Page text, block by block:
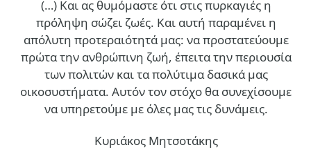
(…) Και ας θυμόμαστε ότι στις πυρκαγιές η
πρόληψη σώζει ζωές. Και αυτή παραμένει η
απόλυτη προτεραιότητά μας: να προστατεύουμε
πρώτα την ανθρώπινη ζωή, έπειτα την περιουσία
των πολιτών και τα πολύτιμα δασικά μας
οικοσυστήματα. Αυτόν τον στόχο θα συνεχίσουμε
να υπηρετούμε με όλες μας τις δυνάμεις.
Κυριάκος Μητσοτάκης